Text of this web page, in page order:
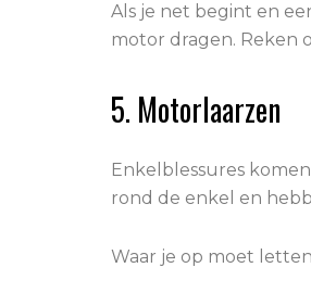
Als je net begint en
motor dragen. Reken
5. Motorlaarzen
Enkelblessures
rond de enkel en
Waar je op moet